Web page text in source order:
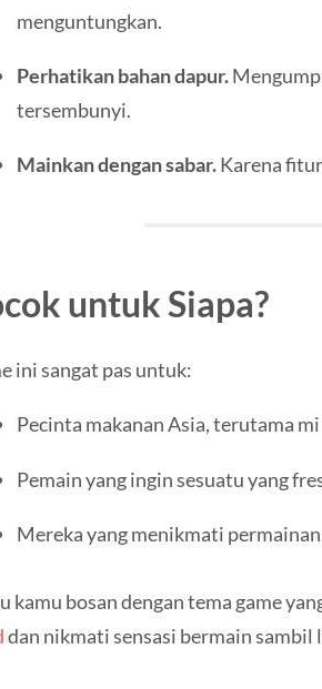
menguntungkan.
Perhatikan bahan dapur.
tersembunyi.
Mainkan dengan sabar.Karena fitur
untuk Siapa?
ini sangat pas untuk:
Pecinta makanan Asia, terutama mi
Pemain yang ingin sesuatu yang
Mereka yang menikmati
kamu bosan dengan tema game
dan nikmati sensasi bermain sambil